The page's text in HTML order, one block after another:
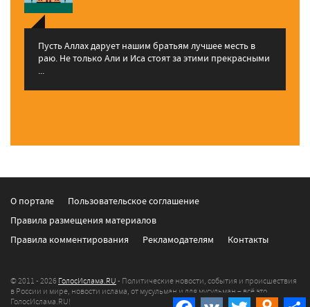
Пусть Аллах дарует нашим братьям лучшее месть в
раю. Не только Али и Иса стоят за этими прекрасными
...
Facebook
VK Twitter
О портале
Пользовательское соглашение
Правила размещения материалов
Правила комментирования
Рекламодателям Контакты
© 2011 - 2026 ГолосИслама.RU - Политические новости, события и происшествия
в России и мире, новости ислама, от мусульман и для мусульман – всё это
ГолосИслама.RU!